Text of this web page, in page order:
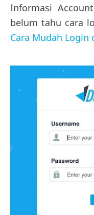
Informasi
belum tahu cara
Cara Mudah Login